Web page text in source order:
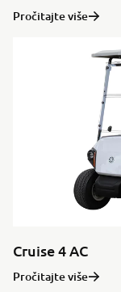
Pročitajte više
Cruise 4 AC
Pročitajte više